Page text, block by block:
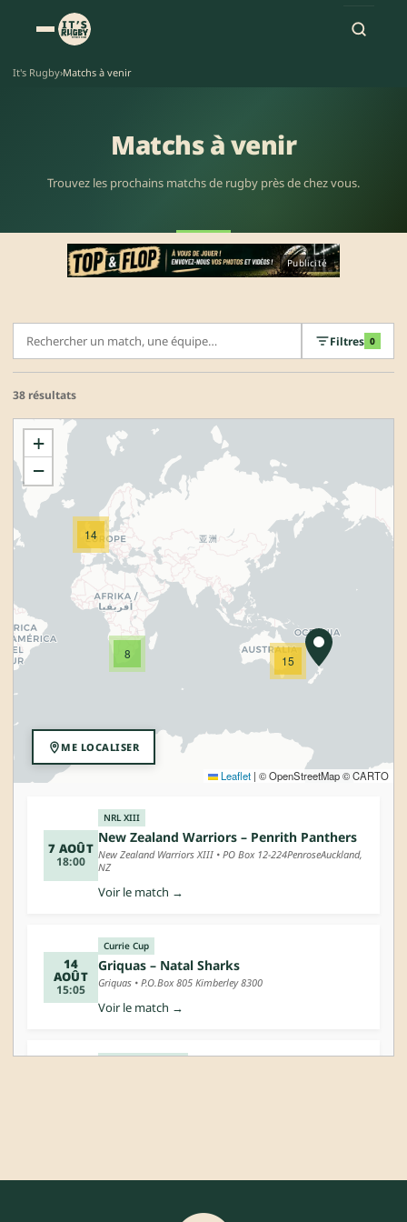
It's Rugby›Matchs à venir
Matchs à venir
Trouvez les prochains matchs de rugby près de chez vous.
Publicité
Filtres 0
38 résultats
7 AOÛT
18:00
NRL XIII
New Zealand Warriors – Penrith Panthers
New Zealand Warriors XIII • PO Box 12-224PenroseAuckland,
NZ
Voir le match →
14
AOÛT
15:05
Currie Cup
Griquas – Natal Sharks
Griquas • P.O.Box 805 Kimberley 8300
Voir le match →
Leigh Leopards – York City Knights
ME LOCALISER
8
14
15
+
−
Leaflet | © OpenStreetMap © CARTO